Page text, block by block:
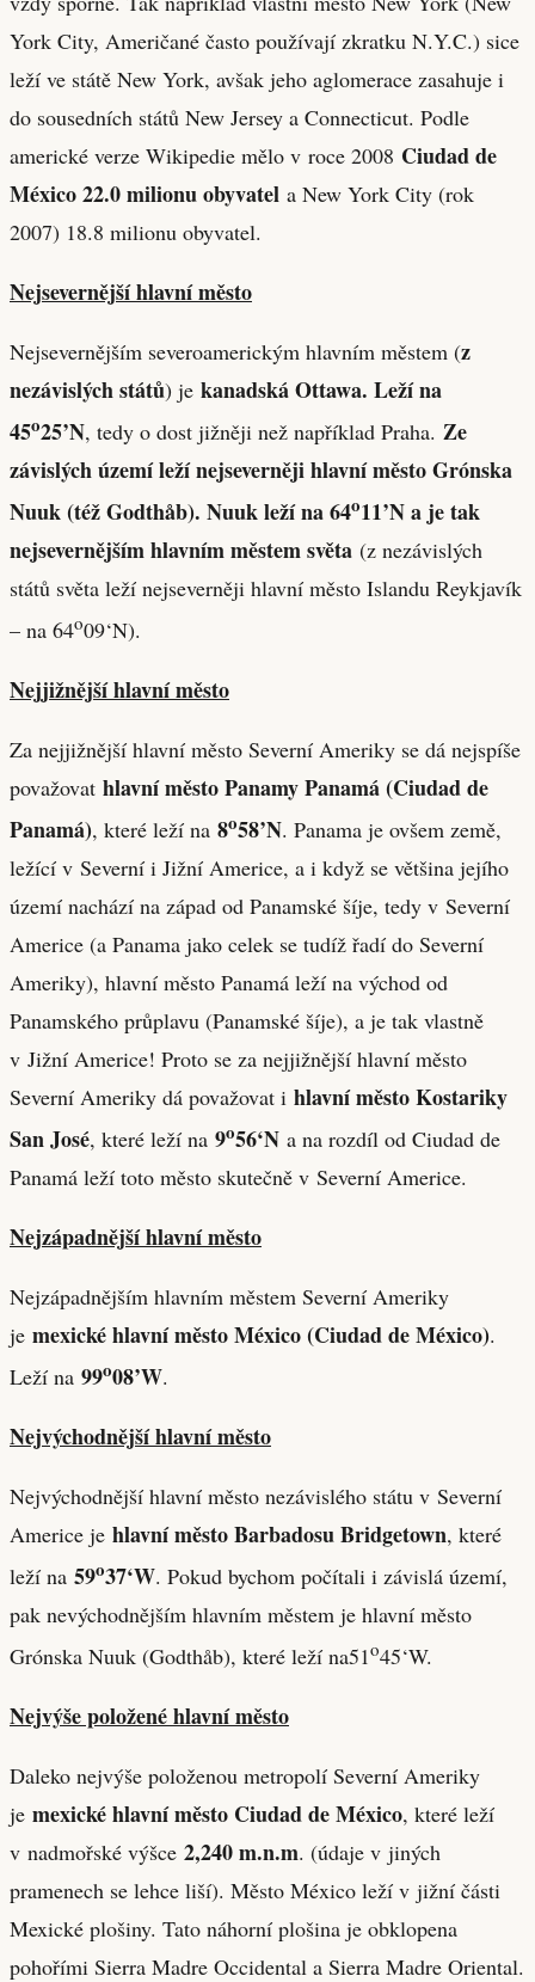
York City, Američané často používají zkratku N.Y.C.) sice
leží ve státě New York, avšak jeho aglomerace zasahuje i
do sousedních států New Jersey a Connecticut. Podle
americké verze Wikipedie mělo v roce 2008 Ciudad de
México 22.0 milionu obyvatel a New York City (rok
2007) 18.8 milionu obyvatel.
Nejsevernější hlavní město
Nejsevernějším severoamerickým hlavním městem (z
nezávislých států) je kanadská Ottawa. Leží na
45o25’N, tedy o dost jižněji než například Praha. Ze
závislých území leží nejseverněji hlavní město Grónska
Nuuk (též Godthåb). Nuuk leží na 64o11’N a je tak
nejsevernějším hlavním městem světa (z nezávislých
států světa leží nejseverněji hlavní město Islandu Reykjavík
– na 64o09‘N).
Nejjižnější hlavní město
Za nejjižnější hlavní město Severní Ameriky se dá nejspíše
považovat hlavní město Panamy Panamá (Ciudad de
Panamá), které leží na 8o58’N. Panama je ovšem země,
ležící v Severní i Jižní Americe, a i když se většina jejího
území nachází na západ od Panamské šíje, tedy v Severní
Americe (a Panama jako celek se tudíž řadí do Severní
Ameriky), hlavní město Panamá leží na východ od
Panamského průplavu (Panamské šíje), a je tak vlastně
v Jižní Americe! Proto se za nejjižnější hlavní město
Severní Ameriky dá považovat i hlavní město Kostariky
San José, které leží na 9o56‘N a na rozdíl od Ciudad de
Panamá leží toto město skutečně v Severní Americe.
Nejzápadnější hlavní město
Nejzápadnějším hlavním městem Severní Ameriky
je mexické hlavní město México (Ciudad de México).
Leží na 99o08’W.
Nejvýchodnější hlavní město
Nejvýchodnější hlavní město nezávislého státu v Severní
Americe je hlavní město Barbadosu Bridgetown, které
leží na 59o37‘W. Pokud bychom počítali i závislá území,
pak nevýchodnějším hlavním městem je hlavní město
Grónska Nuuk (Godthåb), které leží na51o45‘W.
Nejvýše položené hlavní město
Daleko nejvýše položenou metropolí Severní Ameriky
je mexické hlavní město Ciudad de México, které leží
v nadmořské výšce 2,240 m.n.m. (údaje v jiných
pramenech se lehce liší). Město México leží v jižní části
Mexické plošiny. Tato náhorní plošina je obklopena
pohořími Sierra Madre Occidental a Sierra Madre Oriental.